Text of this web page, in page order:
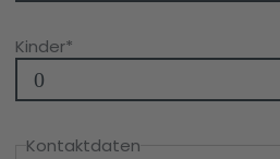
Kinder*
Kontaktdaten